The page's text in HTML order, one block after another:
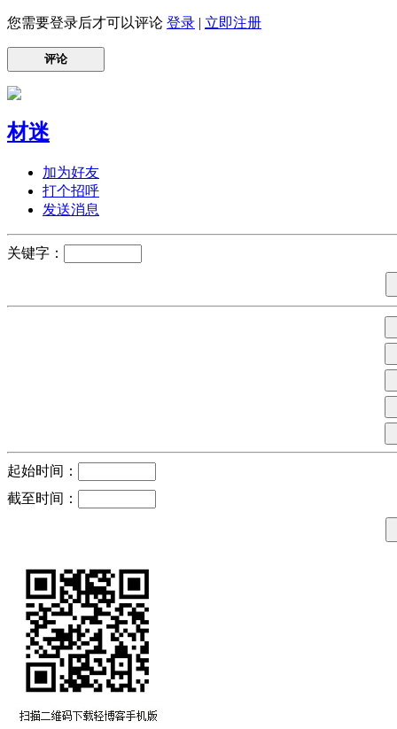
您需要登录后才可以评论 登录 | 立即注册
评论
材迷
加为好友
打个招呼
发送消息
关键字：
起始时间：
截至时间：